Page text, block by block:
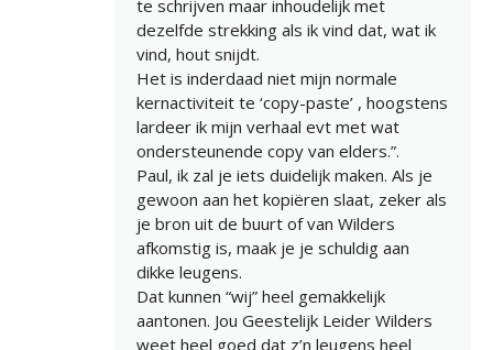
te schrijven maar inhoudelijk met
dezelfde strekking als ik vind dat, wat ik
vind, hout snijdt.
Het is inderdaad niet mijn normale
kernactiviteit te ‘copy-paste’ , hoogstens
lardeer ik mijn verhaal evt met wat
ondersteunende copy van elders.”.
Paul, ik zal je iets duidelijk maken. Als je
gewoon aan het kopiëren slaat, zeker als
je bron uit de buurt of van Wilders
afkomstig is, maak je je schuldig aan
dikke leugens.
Dat kunnen “wij” heel gemakkelijk
aantonen. Jou Geestelijk Leider Wilders
weet heel goed dat z’n leugens heel